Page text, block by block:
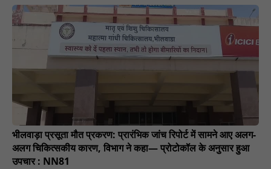
भीलवाड़ा प्रसूता मौत प्रकरण: प्रारंभिक जांच रिपोर्ट में सामने आए अलग-
अलग चिकित्सकीय कारण, विभाग ने कहा— प्रोटोकॉल के अनुसार हुआ
उपचार : NN81